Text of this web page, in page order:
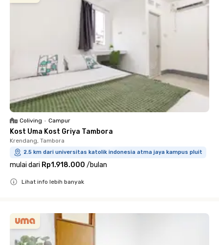
Coliving • Campur
Kost Uma Kost Griya Tambora
Krendang, Tambora
2.5 km dari universitas katolik indonesia atma jaya kampus pluit
mulai dari Rp1.918.000 /bulan
Lihat info lebih banyak